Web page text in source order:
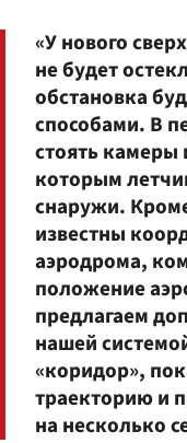
«У нового
не будет
обстановка
способами. В
стоять
которым
снаружи.
известны
аэродрома,
положение
предлагаем
нашей
«коридор»,
траекторию и
на несколько